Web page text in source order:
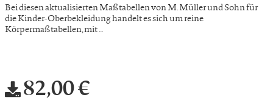
Bei diesen aktualisierten Maßtabellen von M. Müller und Sohn für
die Kinder-Oberbekleidung handelt es sich um reine
Körpermaßtabellen, mit …
82,00 €